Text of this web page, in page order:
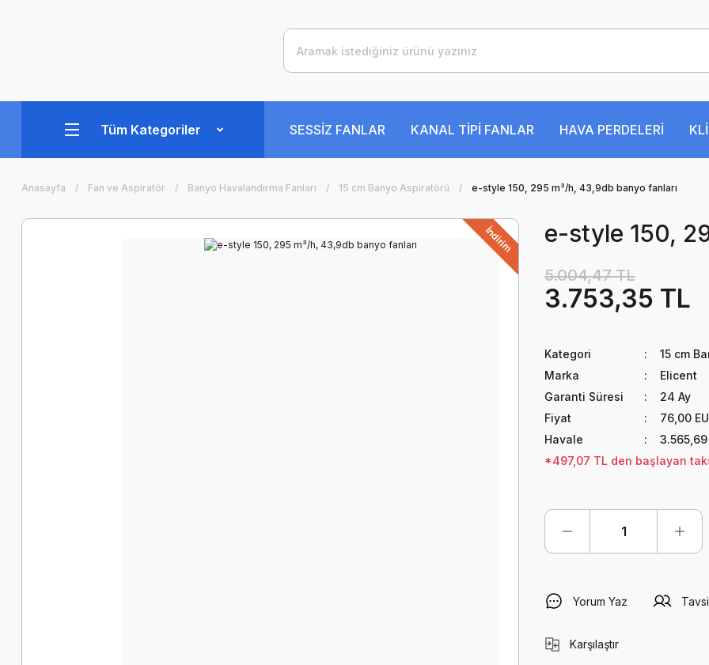
Tüm Kategoriler SESSİZ FANLAR KANAL TİPİ FANLAR HAVA PERDELERİ
Anasayfa Fan ve Aspiratör Banyo Havalandırma Fanları 15 cm Banyo Aspiratörü e-style 150, 295 m³/h, 43,9db banyo fanları
İndirim e-style 150,
5.004,47 TL
3.753,35 TL
Kategori
15 cm
Marka
Elicent
Garanti Süresi
24 Ay
Fiyat
76,00
Havale
*497,07 TL den başlayan
Yorum Yaz
Karşılaştır